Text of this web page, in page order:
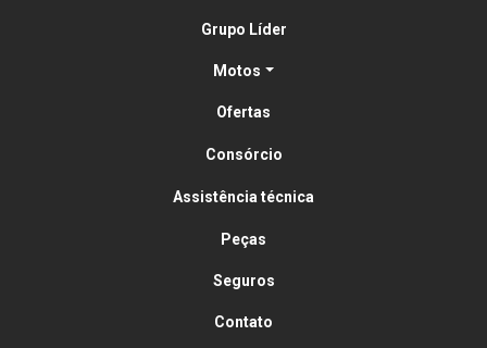
Grupo Líder
Motos
Ofertas
Consórcio
Assistência técnica
Peças
Seguros
Contato